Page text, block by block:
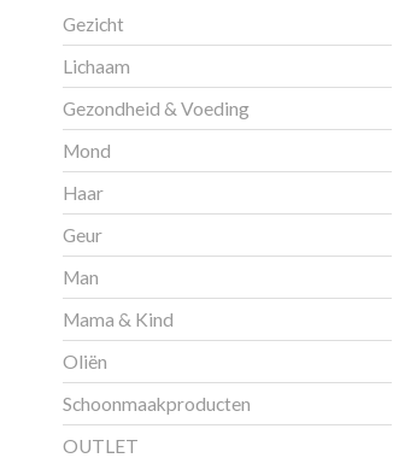
Gezicht
Lichaam
Gezondheid & Voeding
Mond
Haar
Geur
Man
Mama & Kind
Oliën
Schoonmaakproducten
OUTLET